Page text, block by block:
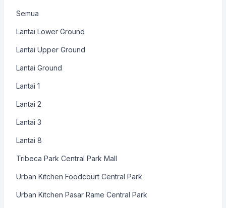
Semua
Lantai Lower Ground
Lantai Upper Ground
Lantai Ground
Lantai 1
Lantai 2
Lantai 3
Lantai 8
Tribeca Park Central Park Mall
Urban Kitchen Foodcourt Central Park
Urban Kitchen Pasar Rame Central Park